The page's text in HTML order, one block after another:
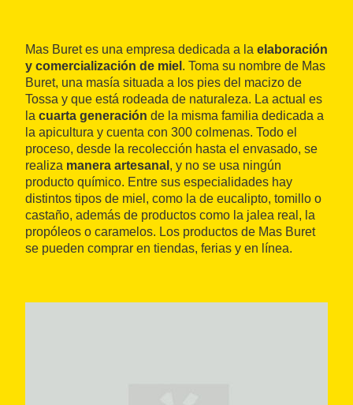
Mas Buret es una empresa dedicada a la elaboración
y comercialización de miel . Toma su nombre de Mas
Buret, una masía situada a los pies del macizo de
Tossa y que está rodeada de naturaleza. La actual es
la cuarta generación de la misma familia dedicada a
la apicultura y cuenta con 300 colmenas. Todo el
proceso, desde la recolección hasta el envasado, se
realiza manera artesanal , y no se usa ningún
producto químico. Entre sus especialidades hay
distintos tipos de miel, como la de eucalipto, tomillo o
castaño, además de productos como la jalea real, la
propóleos o caramelos. Los productos de Mas Buret
se pueden comprar en tiendas, ferias y en línea.